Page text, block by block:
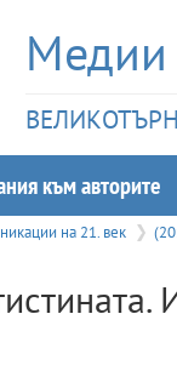
Медии
към авторите
на 21. век